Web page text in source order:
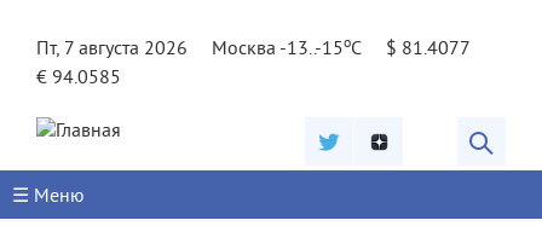
Пт, 7 августа 2026
Москва -13..-15oC
$ 81.4077
€ 94.0585
☰ Меню